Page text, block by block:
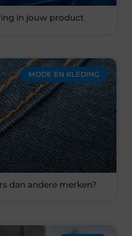
in jouw product
MODE EN KLEDING
dan andere merken?